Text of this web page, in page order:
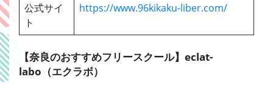
公式サイ
ト
https://www.96kikaku-liber.com/
【奈良のおすすめフリースクール】eclat-
labo（エクラボ）